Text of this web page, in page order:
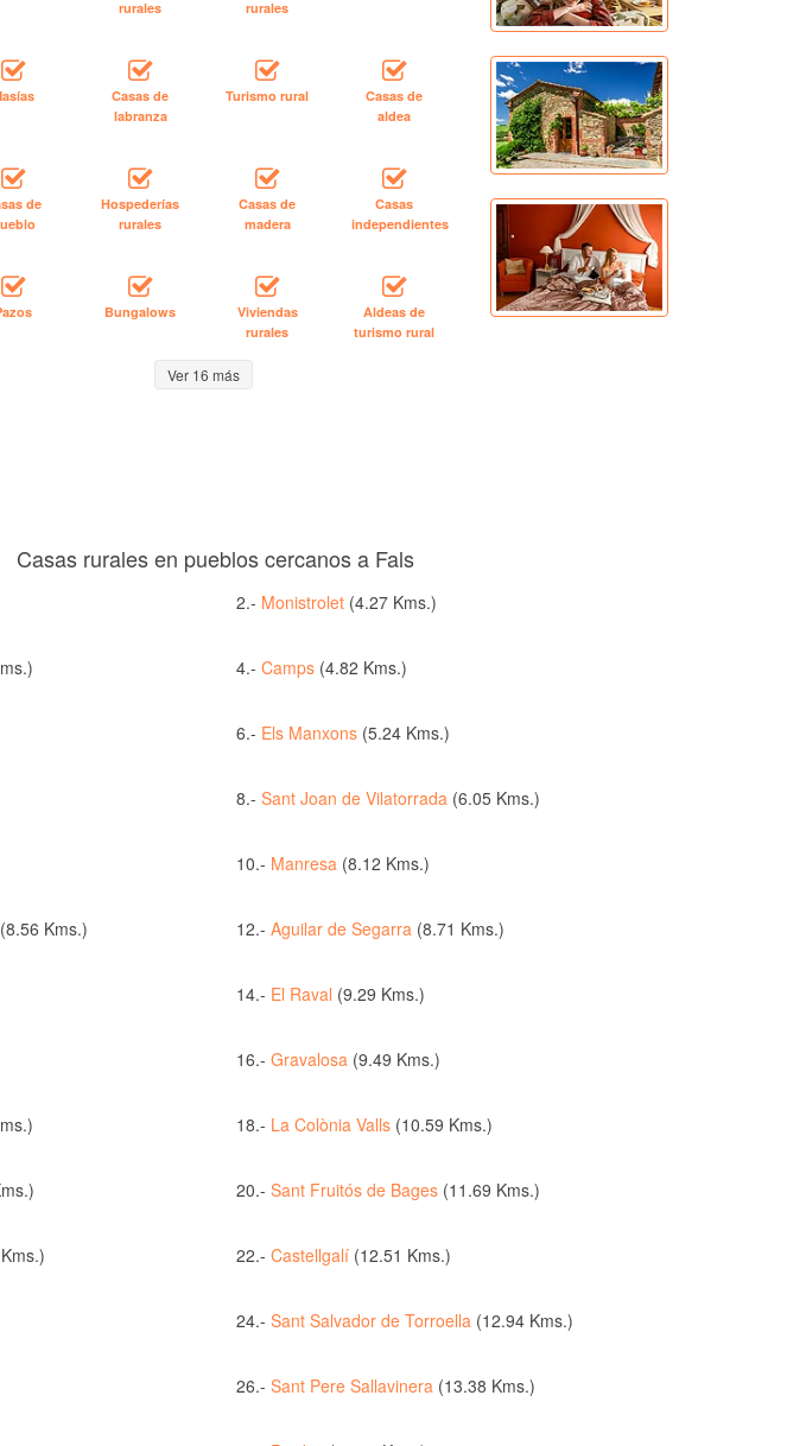
rurales
rurales
Casas de
labranza
Turismo rural
Casas de
aldea
de
Hospederías
rurales
Casas de
madera
Casas
independientes
Bungalows
Viviendas
rurales
Aldeas de
turismo rural
Ver 16 más
Casas rurales en pueblos cercanos a Fals
2.- Monistrolet (4.27 Kms.)
4.-Camps (4.82 Kms.)
6.- Els Manxons (5.24 Kms.)
8.-Sant Joan de Vilatorrada (6.05 Kms.)
10.- Manresa (8.12 Kms.)
Kms.) 12.-Aguilar de Segarra (8.71 Kms.)
14.- El Raval (9.29 Kms.)
16.-Gravalosa (9.49 Kms.)
18.- La Colònia Valls (10.59 Kms.)
20.-Sant Fruitós de Bages (11.69 Kms.)
22.-Castellgalí (12.51 Kms.)
24.-Sant Salvador de Torroella (12.94 Kms.)
26.-Sant Pere Sallavinera (13.38 Kms.)